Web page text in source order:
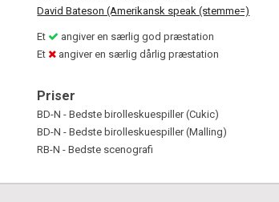
David Bateson (Amerikansk speak (stemme=)
Et
angiver en særlig god præstation
Et
angiver en særlig dårlig præstation
Priser
BD-N - Bedste birolleskuespiller (Cukic)
BD-N - Bedste birolleskuespiller (Malling)
RB-N - Bedste scenografi